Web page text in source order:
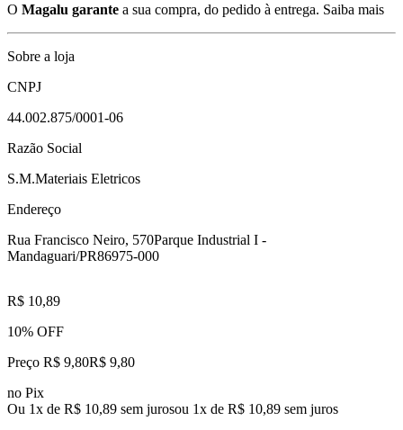
O Magalu garante a sua compra, do pedido à entrega. Saiba mais
Sobre a loja
CNPJ
44.002.875/0001-06
Razão Social
S.M.Materiais Eletricos
Endereço
Rua Francisco Neiro, 570Parque Industrial I -
Mandaguari/PR86975-000
R$ 10,89
10% OFF
Preço R$ 9,80R$ 9,80
no Pix
Ou 1x de R$ 10,89 sem jurosou 1x de R$ 10,89 sem juros